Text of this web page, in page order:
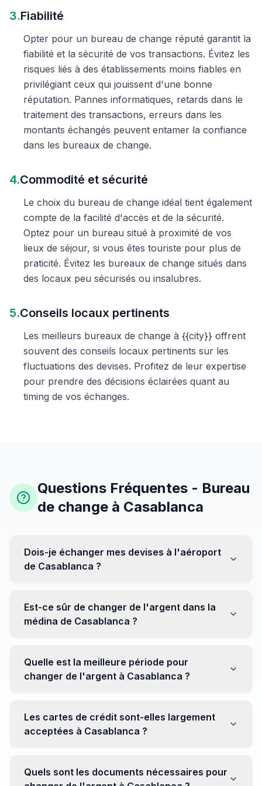
3.Fiabilité
Opter pour un bureau de change réputé garantit la
fiabilité et la sécurité de vos transactions. Évitez les
risques liés à des établissements moins fiables en
privilégiant ceux qui jouissent d'une bonne
réputation. Pannes informatiques, retards dans le
traitement des transactions, erreurs dans les
montants échangés peuvent entamer la confiance
dans les bureaux de change.
4.Commodité et sécurité
Le choix du bureau de change idéal tient également
compte de la facilité d'accès et de la sécurité.
Optez pour un bureau situé à proximité de vos
lieux de séjour, si vous êtes touriste pour plus de
praticité. Évitez les bureaux de change situés dans
des locaux peu sécurisés ou insalubres.
5.Conseils locaux pertinents
Les meilleurs bureaux de change à {{city}} offrent
souvent des conseils locaux pertinents sur les
fluctuations des devises. Profitez de leur expertise
pour prendre des décisions éclairées quant au
timing de vos échanges.
Questions Fréquentes - Bureau
de change à Casablanca
Dois-je échanger mes devises à l'aéroport
de Casablanca ?
être moins avantageux. Orientez-vous plutôt vers les
bureaux de change en ville pour obtenir de meilleurs
Est-ce sûr de changer de l'argent dans la
médina de Casablanca ?
établissements réputés pour éviter les surprises.
Quelle est la meilleure période pour
changer de l'argent à Casablanca ?
soyez attentif aux fluctuations pour maximiser la valeur
de vos devises.
Les cartes de crédit sont-elles largement
acceptées à Casablanca ?
Cependant, avoir un peu de monnaie locale peut être
Quels sont les documents nécessaires pour